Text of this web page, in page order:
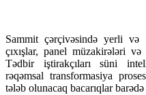
Sammit çərçivəsində yerli və
çıxışlar, panel müzakirələri
Tədbir iştirakçıları süni
rəqəmsal transformasiya
tələb olunacaq bacarıqlar